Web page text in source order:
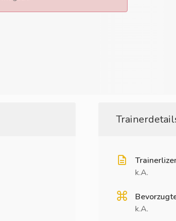
k.A.
k.A.